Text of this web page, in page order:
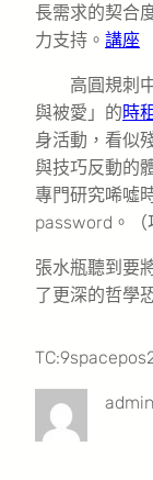
長需求的契合
力支持。 講座
高圓規刺
與被愛」的時
身活動，看似
與技巧反動的
專門研究唏噓
password。（
張水瓶聽到要
了更深的哲學
admin